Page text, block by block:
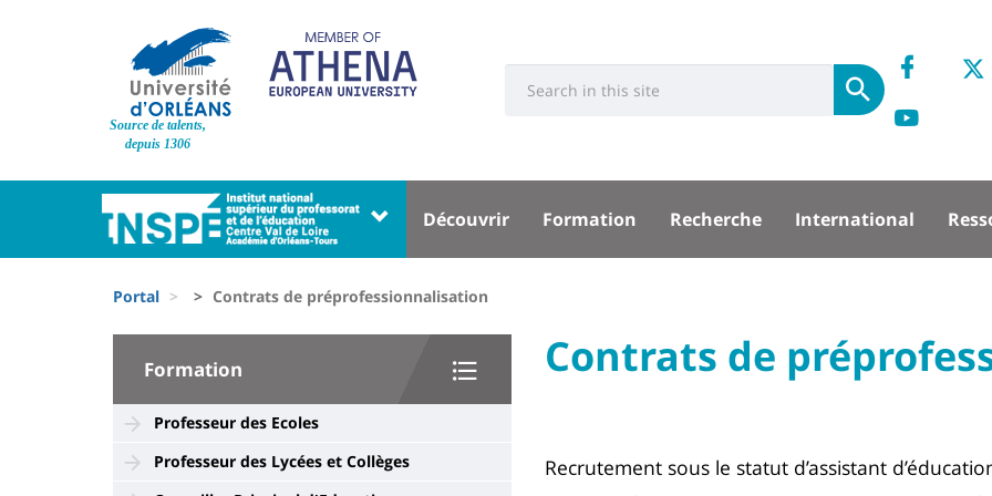
Site
Source de talents,
depuis 1306
Université
Soumettre
Réseaux
sociaux
/
sur
Université
Block
liste
des
composantes
Menu
principal
Découvrir Formation Recherche International
d'Ariane
Portal Contrats de préprofessionnalisation
University
Sidebar
Formation
Professeur des Ecoles
Professeur des Lycées et Collèges
University
content
Titre
page
Contrats de
Contenu
Recrutement sous le statut d’assistant